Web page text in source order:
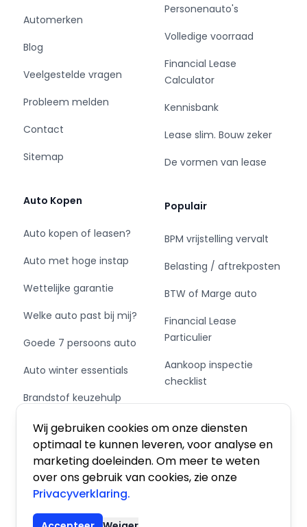
Wij gebruiken cookies om onze diensten
optimaal te kunnen leveren, voor analyse en
marketing doeleinden. Om meer te weten
over ons gebruik van cookies, zie onze
Privacyverklaring.
Automerken
Blog
Veelgestelde vragen
Probleem melden
Contact
Sitemap
Auto Kopen
Auto kopen of leasen?
Auto met hoge instap
Wettelijke garantie
Welke auto past bij mij?
Goede 7 persoons auto
Auto winter essentials
Brandstof keuzehulp
Schakel of automaat?
Personenauto's
Volledige voorraad
Financial Lease
Calculator
Kennisbank
Lease slim. Bouw zeker
De vormen van lease
Populair
BPM vrijstelling vervalt
Belasting / aftrekposten
BTW of Marge auto
Financial Lease
Particulier
Aankoop inspectie
checklist
Private Leasen,
Financieren of Kopen?